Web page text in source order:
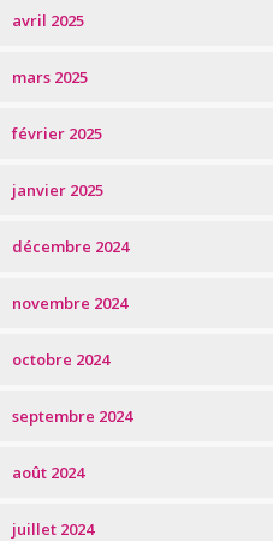
avril 2025
mars 2025
février 2025
janvier 2025
décembre 2024
novembre 2024
octobre 2024
septembre 2024
août 2024
juillet 2024